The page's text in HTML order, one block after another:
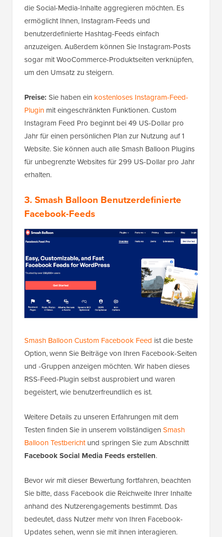
die Social-Media-Inhalte aggregieren möchten. Es
ermöglicht Ihnen, Instagram-Feeds und
benutzerdefinierte Hashtag-Feeds einfach
anzuzeigen. Außerdem können Sie Instagram-Posts
sogar mit WooCommerce-Produktseiten verknüpfen,
um den Umsatz zu steigern.
Preise: Sie haben ein kostenloses Instagram-Feed-
Plugin mit eingeschränkten Funktionen. Custom
Instagram Feed Pro beginnt bei 49 US-Dollar pro
Jahr für einen persönlichen Plan zur Nutzung auf 1
Website. Sie können auch alle Smash Balloon Plugins
für unbegrenzte Websites für 299 US-Dollar pro Jahr
erhalten.
3. Smash Balloon Benutzerdefinierte
Facebook-Feeds
Smash Balloon Custom Facebook Feed ist die beste
Option, wenn Sie Beiträge von Ihren Facebook-Seiten
und -Gruppen anzeigen möchten. Wir haben dieses
RSS-Feed-Plugin selbst ausprobiert und waren
begeistert, wie benutzerfreundlich es ist.
Weitere Details zu unseren Erfahrungen mit dem
Testen finden Sie in unserem vollständigen Smash
Balloon Testberichtund springen Sie zum Abschnitt
Facebook Social Media Feeds erstellen.
Bevor wir mit dieser Bewertung fortfahren, beachten
Sie bitte, dass Facebook die Reichweite Ihrer Inhalte
anhand des Nutzerengagements bestimmt. Das
bedeutet, dass Nutzer mehr von Ihren Facebook-
Updates sehen, wenn sie mit ihnen interagieren.